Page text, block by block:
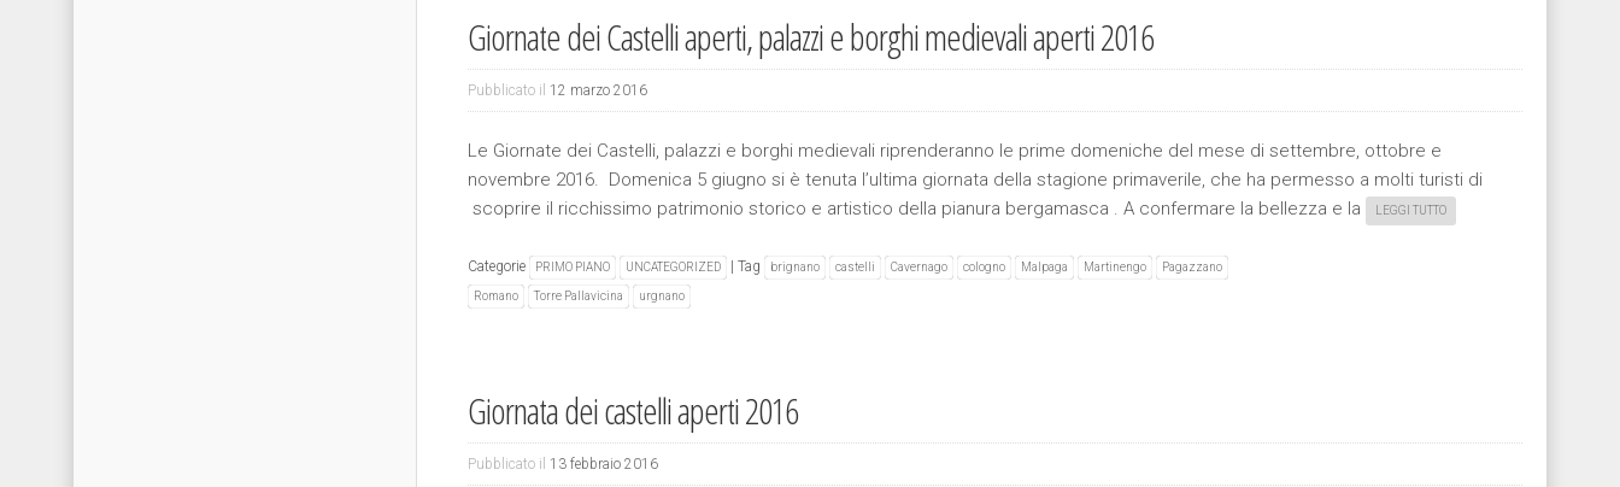
Giornate dei Castelli aperti, palazzi e borghi medievali aperti 2016
Pubblicato il 12 marzo 2016
Le Giornate dei Castelli, palazzi e borghi medievali riprenderanno le prime domeniche del mese di settembre, ottobre e
novembre 2016. Domenica 5 giugno si è tenuta l’ultima giornata della stagione primaverile, che ha permesso a molti turisti di
scoprire il ricchissimo patrimonio storico e artistico della pianura bergamasca . A confermare la bellezza e la
LEGGI TUTTO
Categorie PRIMO PIANO UNCATEGORIZED Tag brignano castelli Cavernago cologno Malpaga Martinengo Pagazzano
Romano Torre Pallavicina urgnano
Giornata dei castelli aperti 2016
Pubblicato il 13 febbraio 2016